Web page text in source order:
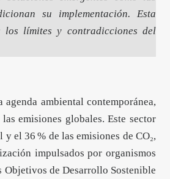
su implementación. Esta
límites y contradicciones del
ambiental contemporánea,
emisiones globales. Este sector
el 36 % de las emisiones de CO₂,
impulsados por organismos
Objetivos de Desarrollo Sostenible